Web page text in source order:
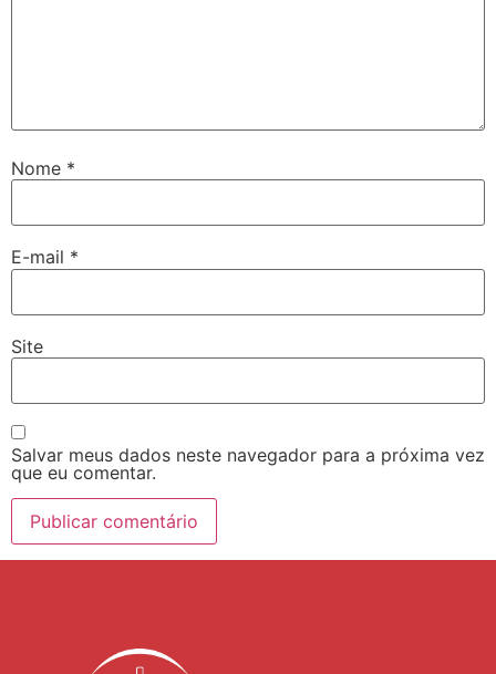
Nome *
E-mail *
Site
Salvar meus dados neste navegador para a próxima vez
que eu comentar.